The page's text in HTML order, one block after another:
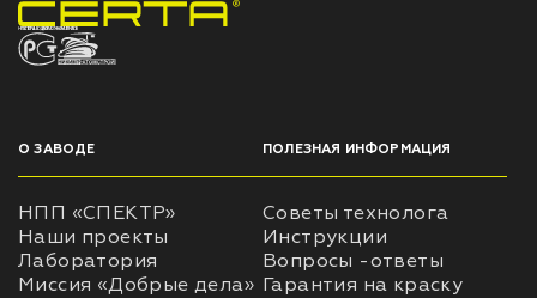
НПП «СПЕКТР» ЗАВОД ЛАКОКРАСОЧНЫХ МАТЕРИАЛОВ
О ЗАВОДЕ
НПП «СПЕКТР»
Наши проекты
Лаборатория
Миссия «Добрые дела»
ПОЛЕЗНАЯ ИНФОРМАЦИЯ
Советы технолога
Инструкции
Вопросы -ответы
Гарантия на краску